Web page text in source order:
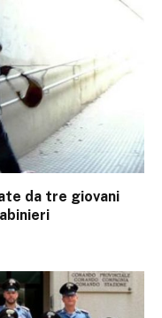
da tre giovani